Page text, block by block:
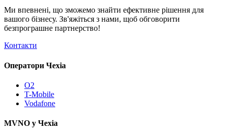
Ми впевнені, що зможемо знайти ефективне рішення для
вашого бізнесу. Зв'яжіться з нами, щоб обговорити
безпрограшне партнерство!
Контакти
Оператори Чехіа
O2
T-Mobile
Vodafone
MVNO у Чехіа